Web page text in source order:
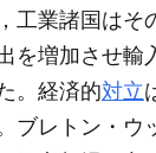
工業諸国はそ
を増加させ輸
。経済的対立
ブレトン・ウ